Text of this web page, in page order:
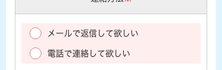
メールで返信して欲しい
電話で連絡して欲しい